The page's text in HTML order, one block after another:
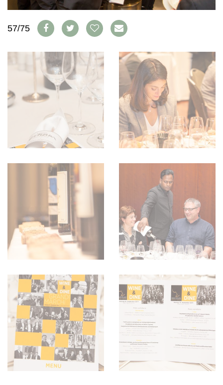
ABO
AUSGABE
ARCHIV
BÜCHER
WEINSZENE
VINOPHILES
ANMELDEN
GEWINNSPIELE
VORTEILSWELT
TRINKREIFETABELLE
ABO
WEINSUCHE
NEWSLETTER
WINE TRADE CLUB
REDAKTION
AGB & DATENSCHUTZ
FAQ
57/75